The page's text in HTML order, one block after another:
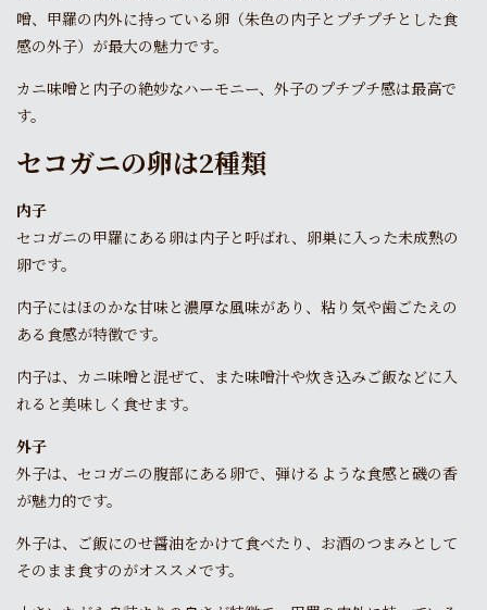
噌、甲羅の内外に持っている卵（朱色の内子とプチプチとした食
感の外子）が最大の魅力です。
カニ味噌と内子の絶妙なハーモニー、外子のプチプチ感は最高で
す。
セコガニの卵は2種類
内子
セコガニの甲羅にある卵は内子と呼ばれ、卵巣に入った未成熟の
卵です。
内子にはほのかな甘味と濃厚な風味があり、粘り気や歯ごたえの
ある食感が特徴です。
内子は、カニ味噌と混ぜて、また味噌汁や炊き込みご飯などに入
れると美味しく食せます。
外子
外子は、セコガニの腹部にある卵で、弾けるような食感と磯の香
が魅力的です。
外子は、ご飯にのせ醤油をかけて食べたり、お酒のつまみとして
そのまま食すのがオススメです。